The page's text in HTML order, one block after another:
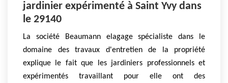
jardinier expérimenté à Saint Yvy dans
le 29140
La société Beaumann elagage spécialiste dans le
domaine des travaux d'entretien de la propriété
explique le fait que les jardiniers professionnels et
expérimentés travaillant pour elle ont des